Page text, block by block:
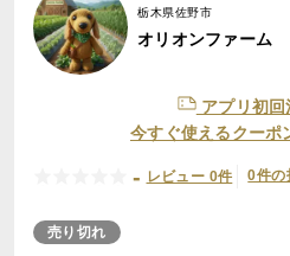
栃木県佐野市
オリオンファーム
アプリ初回
今すぐ使えるクーポ
- レビュー 0件 0件の
売り切れ